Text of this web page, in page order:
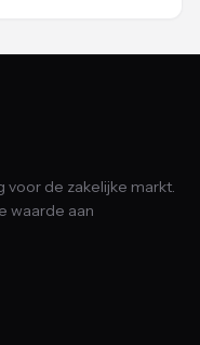
voor de zakelijke markt.
waarde aan